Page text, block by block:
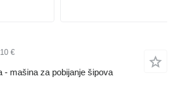
€
- mašina za pobijanje šipova